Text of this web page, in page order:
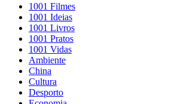
1001 Filmes
1001 Ideias
1001 Livros
1001 Pratos
1001 Vidas
Ambiente
China
Cultura
Desporto